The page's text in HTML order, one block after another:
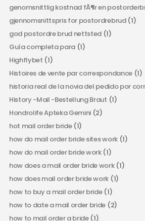
genomsnittlig kostnad fÃ¶r en
gjennomsnittspris for postordrebrud(1)
god postordre brud nettsted (1)
Guía completa para (1)
Highflybet (1)
Histoires de vente par correspondance(1)
historia real de la novia del pedido por
History -Mail -Bestellung Braut (1)
Hondrolife Apteka Gemini (2)
hot mail order bride(1)
how do mail order bride sites work(1)
how do mail order bride work(1)
how does a mail order bride work(1)
how does mail order bride work (1)
how to buy a mail order bride(1)
how to date a mail order bride (2)
how to mail order a bride(1)